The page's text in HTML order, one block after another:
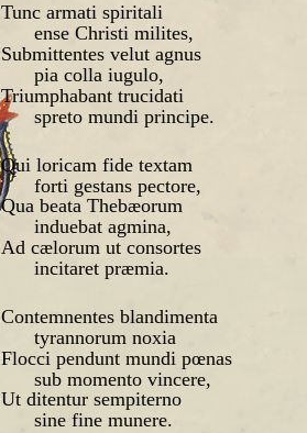
Tunc armati spiritali
ense Christi milites,
Submittentes velut agnus
pia colla iugulo,
Triumphabant trucidati
spreto mundi principe.
Qui loricam fide textam
forti gestans pectore,
Qua beata Thebæorum
induebat agmina,
Ad cælorum ut consortes
incitaret præmia.
Contemnentes blandimenta
tyrannorum noxia
Flocci pendunt mundi pœnas
sub momento vincere,
Ut ditentur sempiterno
sine fine munere.